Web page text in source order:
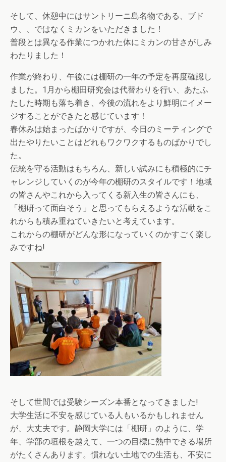
そして、休憩中にはサントリーニ島名物である、ブド
ウ、、ではなくミカンをいただきました！
普段とは異なる作業につかれた体にミカンの甘さがしみ
わたりました！
作業が終わり、午後には棚研の一年の予定を再度確認し
ました。1月から棚田研究会は代替わりを行い、あたふ
たした時期も落ち着き、今後の流れをより鮮明にイメー
ジすることができたと感じています！
春休みは始まったばかりですが、今日のミーティングで
出たやりたいことはどれもワクワクするものばかりでし
た。
伝統を守る活動はもちろん、新しい試みにも積極的にチ
ャレンジしていくのが今年の棚研のスタイルです！地域
の皆さんやこれから入ってくる新入生の皆さんにも、
「棚研って面白そう」と思ってもらえるような活動をこ
れからも積み重ねていきたいと考えています。
これからの棚研がどんな形になっていくのかすごく楽し
みですね!
そして世間では受験シーズン本番となってきました!
大学生活に不安を感じている人もいるかもしれません
が、大丈夫です。静岡大学には「棚研」のように、学
年、学部の垣根を越えて、一つの目標に熱中できる場所
がたくさんあります。慣れない土地での生活も、不安に